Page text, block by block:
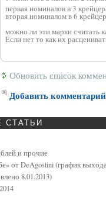
первая номиналов в 3
вторая номиналом в 6
можно ли эти марки считать
Если нет то как их
Обновить список
Добавить комментарий
СТАТЬИ
и прочие
от DeAgostini (график
8.01.2013)